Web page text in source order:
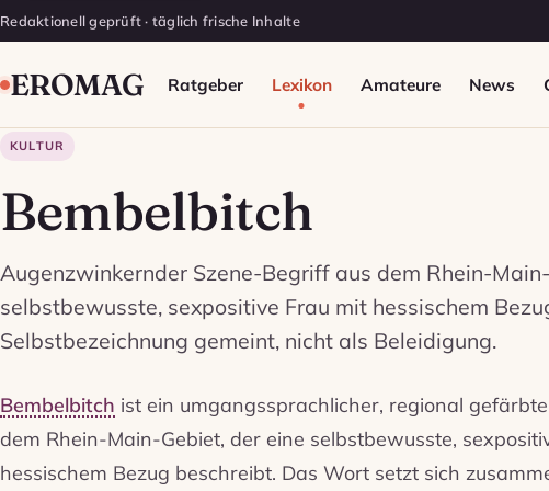
Redaktionell geprüft · täglich frische Inhalte
EROMAG Ratgeber Lexikon Amateure News
KULTUR
Bembelbitch
Augenzwinkernder Szene-Begriff aus dem Rhein-
selbstbewusste, sexpositive Frau mit hessischem
Selbstbezeichnung gemeint, nicht als Beleidigung.
Bembelbitch ist ein umgangssprachlicher, regional
dem Rhein-Main-Gebiet, der eine selbstbewusste,
hessischem Bezug beschreibt. Das Wort setzt sich